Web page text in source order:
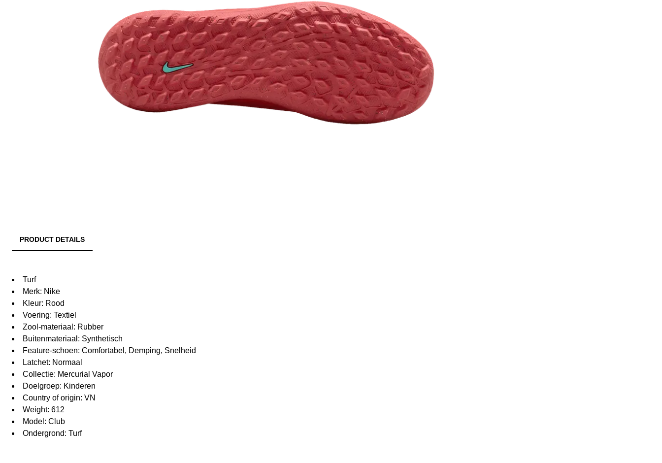
PRODUCT DETAILS
Turf
Merk: Nike
Kleur: Rood
Voering: Textiel
Zool-materiaal: Rubber
Buitenmateriaal: Synthetisch
Feature-schoen: Comfortabel, Demping, Snelheid
Latchet: Normaal
Collectie: Mercurial Vapor
Doelgroep: Kinderen
Country of origin: VN
Weight: 612
Model: Club
Ondergrond: Turf